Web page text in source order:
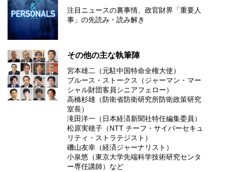
注目ニュースの裏事情、政官財界「重要人
事」の先読み・読み解き
その他の主な執筆陣
宮本雄二（元駐中国特命全権大使）
ブルース・ストークス（ジャーマン・マー
シャル財団客員シニアフェロー）
高橋杉雄（防衛省防衛研究所防衛政策研究
室長）
滝田洋一（日本経済新聞社特任編集委員）
松原実穂子（NTT チーフ・サイバーセキュ
リティ・ストラテジスト）
磯山友幸（経済ジャーナリスト）
小泉悠（東京大学先端科学技術研究センタ
ー専任講師）など